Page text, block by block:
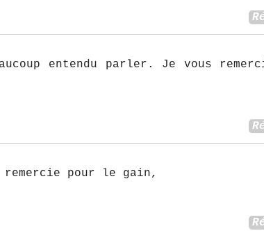
entendu parler. Je vous
pour le gain,